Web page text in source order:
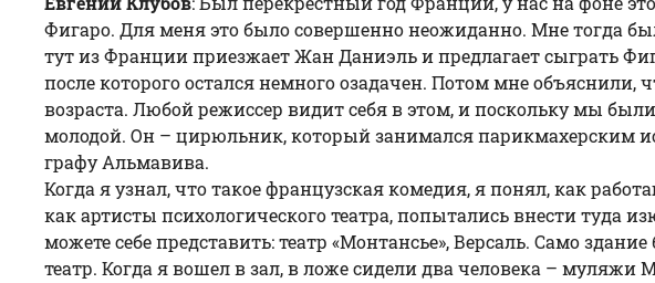
Фигаро. Для меня это было совершенно неожиданно. Мне тогда
тут из Франции приезжает Жан Даниэль и предлагает сыграть
после которого остался немного озадачен. Потом мне
возраста. Любой режиссер видит себя в этом, и поскольку мы
молодой. Он – цирюльник, который занимался парикмахерским
графу Альмавива.
Когда я узнал, что такое французская комедия, я понял, как
как артисты психологического театра, попытались внести туда
можете себе представить: театр «Монтансье», Версаль. Само
театр. Когда я вошел в зал, в ложе сидели два человека –